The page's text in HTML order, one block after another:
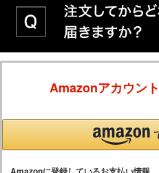
Amazonアカウン